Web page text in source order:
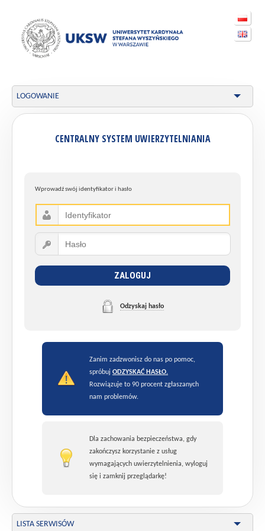
LOGOWANIE
CENTRALNY SYSTEM UWIERZYTELNIANIA
Wprowadź swój identyfikator i hasło
ZALOGUJ
Odzyskaj hasło
Zanim zadzwonisz do nas po pomoc,
spróbuj ODZYSKAĆ HASŁO.
Rozwiązuje to 90 procent zgłaszanych
nam problemów.
Dla zachowania bezpieczeństwa, gdy
zakończysz korzystanie z usług
wymagających uwierzytelnienia, wyloguj
się i zamknij przeglądarkę!
LISTA SERWISÓW